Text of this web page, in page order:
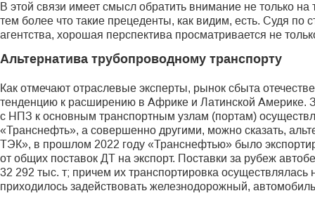
В этой связи имеет смысл обратить внимание не только
тем более что такие прецеденты, как видим, есть. Судя по
агентства, хорошая перспектива просматривается не
Альтернатива трубопроводному транспорту
Как отмечают отраслевые эксперты, рынок сбыта
тенденцию к расширению в Африке и Латинской Америке.
с НПЗ к основным транспортным узлам (портам)
«Транснефть», а совершенно другими, можно сказать,
ТЭК», в прошлом 2022 году «Транснефтью» было
от общих поставок ДТ на экспорт. Поставки за рубеж
32 292 тыс. т; причем их транспортировка
приходилось задействовать железнодорожный,